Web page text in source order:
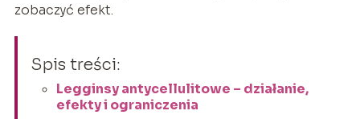
zobaczyć efekt.
Spis treści:
Legginsy antycellulitowe – działanie,
efekty i ograniczenia